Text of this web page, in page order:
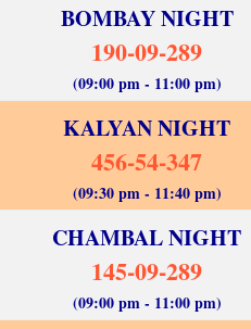
BOMBAY NIGHT
190-09-289
(09:00 pm - 11:00 pm)
KALYAN NIGHT
456-54-347
(09:30 pm - 11:40 pm)
CHAMBAL NIGHT
145-09-289
(09:00 pm - 11:00 pm)